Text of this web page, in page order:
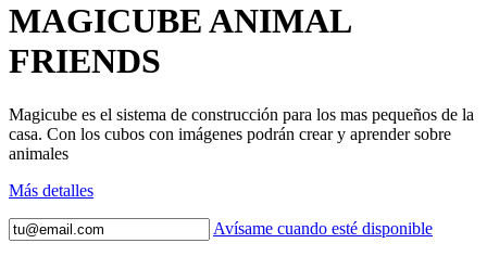
MAGICUBE ANIMAL
FRIENDS
Magicube es el sistema de construcción para los mas pequeños de la
casa. Con los cubos con imágenes podrán crear y aprender sobre
animales
Más detalles
Avísame cuando esté disponible